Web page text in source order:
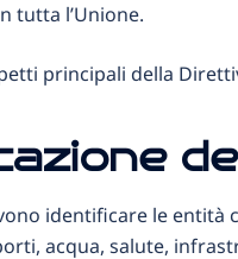
tutta l’Unione.
principali della
identificare le entità
acqua, salute,